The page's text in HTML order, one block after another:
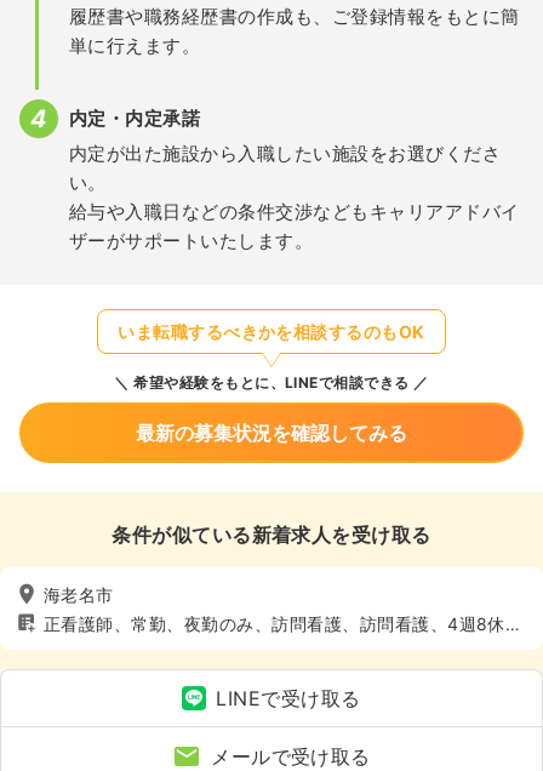
履歴書や職務経歴書の作成も、ご登録情報をもとに簡
単に行えます。
内定・内定承諾
内定が出た施設から入職したい施設をお選びくださ
い。
給与や入職日などの条件交渉などもキャリアアドバイ
ザーがサポートいたします。
いま転職するべきかを相談するのもOK
希望や経験をもとに、LINEで相談できる
最新の募集状況を確認してみる
条件が似ている新着求人を受け取る
海老名市
正看護師、常勤、夜勤のみ、訪問看護、訪問看護、4週8休以
上
LINEで受け取る
メールで受け取る